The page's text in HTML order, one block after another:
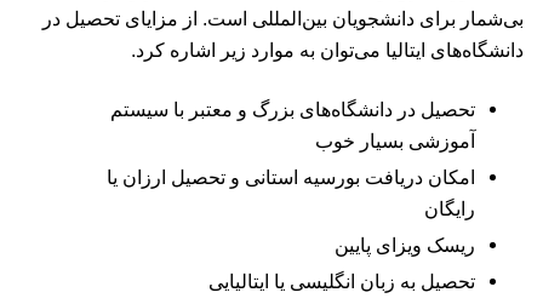
بی‌شمار برای دانشجویان بین‌المللی است. از مزایای تحصیل در
دانشگاه‌های ایتالیا می‌توان به موارد زیر اشاره کرد.
تحصیل در دانشگاه‌های بزرگ و معتبر با سیستم
آموزشی بسیار خوب
امکان دریافت بورسیه استانی و تحصیل ارزان یا
رایگان
ریسک ویزای پایین
تحصیل به زبان انگلیسی یا ایتالیایی